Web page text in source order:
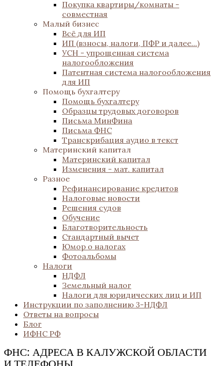
Покупка квартиры/комнаты -
совместная
Малый бизнес
Всё для ИП
ИП (взносы, налоги, ПФР и далее...)
УСН - упрощенная система
налогообложения
Патентная система налогообложения
для ИП
Помощь бухгалтеру
Помощь бухгалтеру
Образцы трудовых договоров
Письма МинФина
Письма ФНС
Транскрибация аудио в текст
Материнский капитал
Материнский капитал
Изменения - мат. капитал
Разное
Рефинансирование кредитов
Налоговые новости
Решения судов
Обучение
Благотворительность
Стандартный вычет
Юмор о налогах
Фотоальбомы
Налоги
НДФЛ
Земельный налог
Налоги для юридических лиц и ИП
Инструкции по заполнению 3-НДФЛ
Ответы на вопросы
Блог
ИФНС РФ
ФНС: АДРЕСА В КАЛУЖСКОЙ ОБЛАСТИ